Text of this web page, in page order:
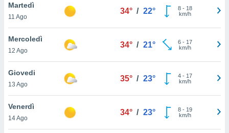
il
un
la
nella
Martedì
11 Ago
34° / 22° 8- 18
km/h
Mercoledì
12 Ago
34° / 21° 6- 17
km/h
Giovedi
13 Ago
35° / 23° 4- 17
km/h
Venerdì
14 Ago
34° / 23° 8- 19
km/h